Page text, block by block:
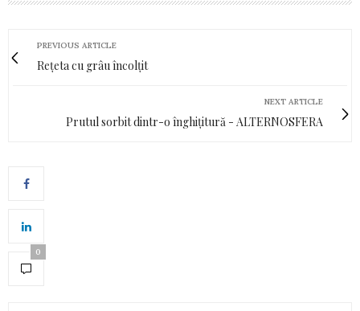
PREVIOUS ARTICLE
Rețeta cu grâu încolțit
NEXT ARTICLE
Prutul sorbit dintr-o înghițitură - ALTERNOSFERA
0